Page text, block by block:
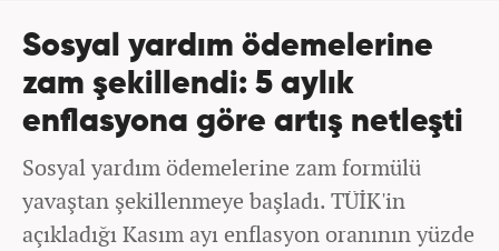
Sosyal yardım ödemelerine
zam şekillendi: 5 aylık
enflasyona göre artış netleşti
Sosyal yardım ödemelerine zam formülü
yavaştan şekillenmeye başladı. TÜİK'in
açıkladığı Kasım ayı enflasyon oranının yüzde